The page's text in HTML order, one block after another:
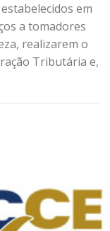
em
a tomadores
realizarem o
Tributária e,